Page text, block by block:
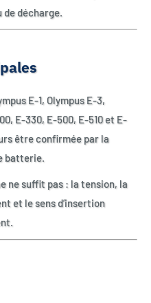
décharge.
E-1, Olympus E-3,
E-330, E-500, E-510 et E-
être confirmée par la
batterie.
ne suffit pas : la tension, la
et le sens d’insertion